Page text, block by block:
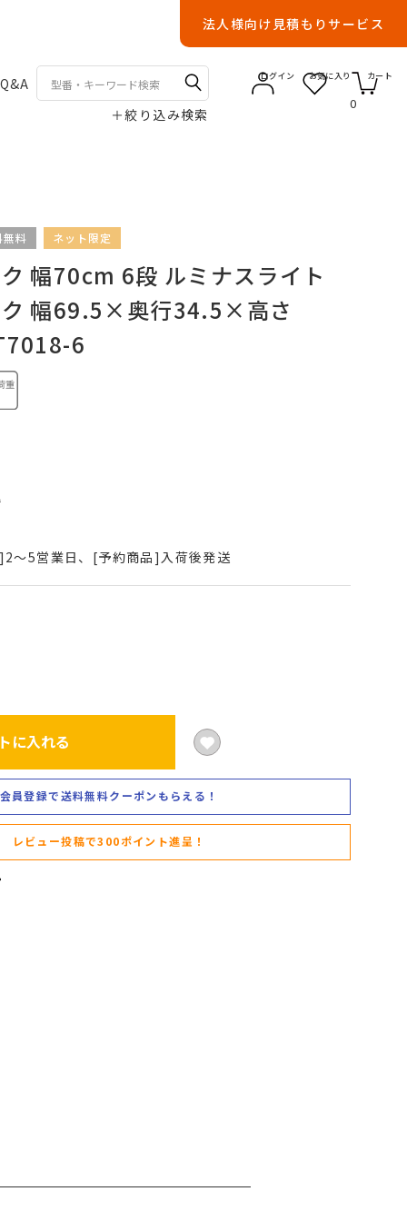
法人様向け見積もりサービス
Q&A
＋絞り込み検索
ログイン お気に入り
0
カート
無料 ネット限定
幅70cm 6段 ルミナスライト
ク 幅69.5×奥行34.5×高さ
6
～5営業日、[予約商品]入荷後発送
に入れる
会員登録で送料無料クーポンもらえる！
レビュー投稿で300ポイント進呈！